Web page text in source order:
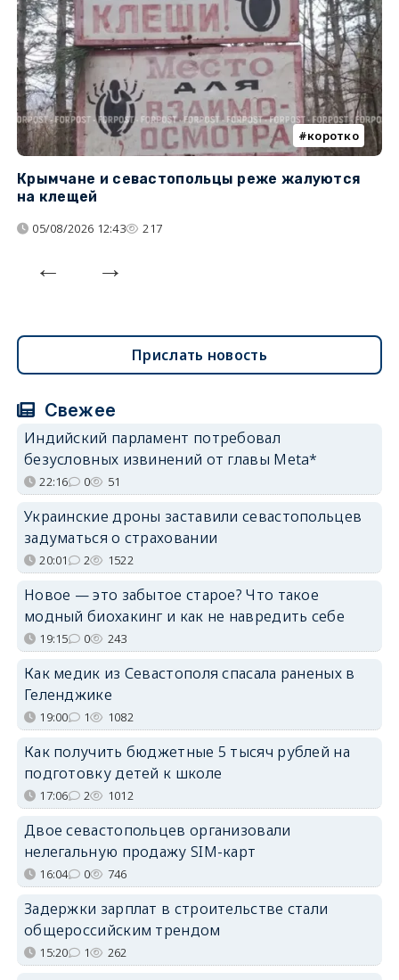
коротко
Крымчане и севастопольцы реже жалуются
на клещей
05/08/2026 12:43 217
Прислать новость
Свежее
Индийский парламент потребовал
безусловных извинений от главы Meta*
22:16 0 51
Украинские дроны заставили севастопольцев
задуматься о страховании
20:01 2 1522
Новое — это забытое старое? Что такое
модный биохакинг и как не навредить себе
19:15 0 243
Как медик из Севастополя спасала раненых в
Геленджике
19:00 1 1082
Как получить бюджетные 5 тысяч рублей на
подготовку детей к школе
17:06 2 1012
Двое севастопольцев организовали
нелегальную продажу SIM-карт
16:04 0 746
Задержки зарплат в строительстве стали
общероссийским трендом
15:20 1 262